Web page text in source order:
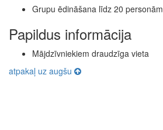
Grupu ēdināšana līdz 20 personām
Papildus informācija
Mājdzīvniekiem draudzīga vieta
atpakaļ uz augšu